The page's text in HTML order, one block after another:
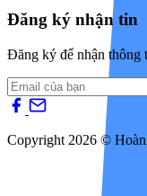
Đăng ký nhận tin
Đăng ký để nhận thông
Copyright 2026 ©